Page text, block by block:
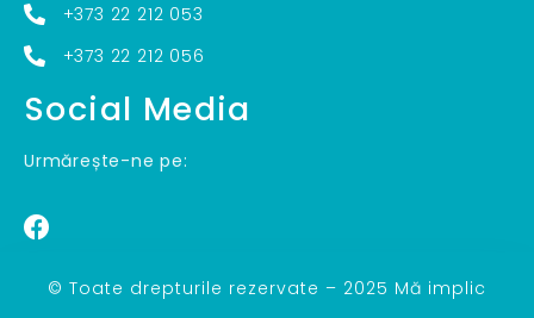
+373 22 212 053
+373 22 212 056
Social Media
Urmărește-ne pe:
© Toate drepturile rezervate – 2025 Mă implic